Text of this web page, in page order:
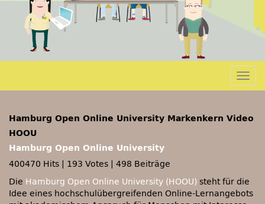
Video
Hamburg Open Online University Markenkern Video
HOOU
Hamburg Open Online University
400470 Hits
193 Votes
498 Beiträge
Die Hamburg Open Online University (HOOU) steht für die
Idee eines hochschulübergreifenden Online-Lernangebots